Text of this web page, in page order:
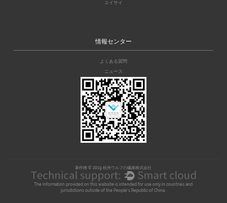
エイサイ
情報センター
よくある質問
ニュース
著作権 © 2019 杭州ウルフの繊維株式会社
The information provided on this website is intended for use only in countries and
jurisdictions outside of the People's Republic of China.